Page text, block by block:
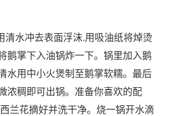
清水冲去表面浮沫.用吸油纸将焯烫
鹅掌下入油锅炸一下。锅里加入鹅
水用中小火煲制至鹅掌软糯。最后
浓稠即可出锅。准备你喜欢的配
兰花摘好并洗干净。烧一锅开水滴